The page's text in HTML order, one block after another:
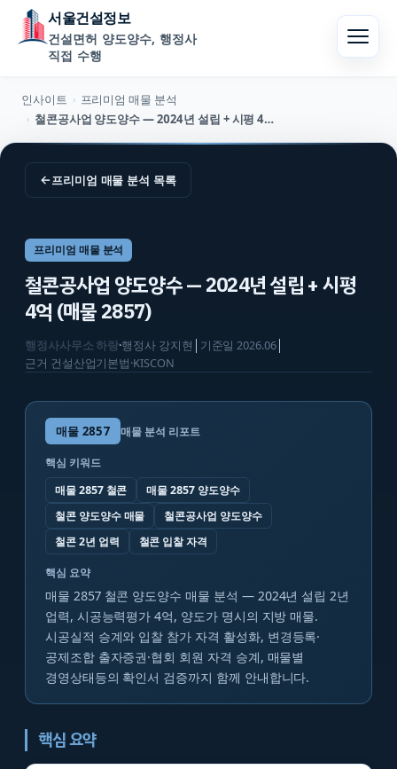
서울건설정보
건설면허 양도양수, 행정사
직접 수행
인사이트 › 프리미엄 매물 분석
› 철콘공사업 양도양수 — 2024년 설립 + 시평 4억 (매물 2857)
←프리미엄 매물 분석 목록
프리미엄 매물 분석
철콘공사업 양도양수 — 2024년 설립 + 시평
4억 (매물 2857)
행정사사무소 하랑·행정사 강지현 기준일2026.06│
근거 건설산업기본법·KISCON
매물 2857 매물 분석 리포트
핵심 키워드
매물 2857 철콘
매물 2857 양도양수
철콘 양도양수 매물
철콘공사업 양도양수
철콘 2년 업력
철콘 입찰 자격
핵심 요약
매물 2857 철콘 양도양수 매물 분석 — 2024년 설립 2년
업력, 시공능력평가 4억, 양도가 명시의 지방 매물.
시공실적 승계와 입찰 참가 자격 활성화, 변경등록·
공제조합 출자증권·협회 회원 자격 승계, 매물별
경영상태등의 확인서 검증까지 함께 안내합니다.
핵심 요약